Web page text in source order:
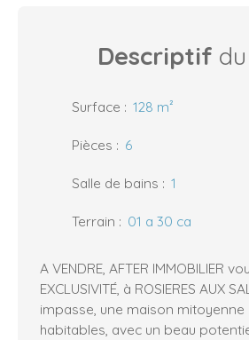
Descriptif
Surface : 128 m²
Pièces : 6
Salle de bains : 1
Terrain : 01 a 30 ca
A VENDRE, AFTER IMMOBILIER
EXCLUSIVITÉ, à ROSIERES AUX
impasse, une maison mitoyenne
habitables, avec un beau